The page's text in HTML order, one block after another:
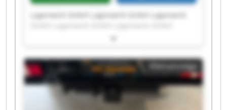
Lagerwerk GmbH Lagerwerk GmbH Lagerwerk
Lagerwerk GmbH Lagerwerk GmbH Lagerwerk
Lagerwerk GmbH Lagerwerk GmbH Lagerwerk
GmbH Lagerwerk GmbH Lagerwerk GmbH
Lagerwerk GmbH Lagerwerk GmbH Lagerwerk
GmbH Lagerwerk GmbH Lagerwerk GmbH
Kleinanzeige